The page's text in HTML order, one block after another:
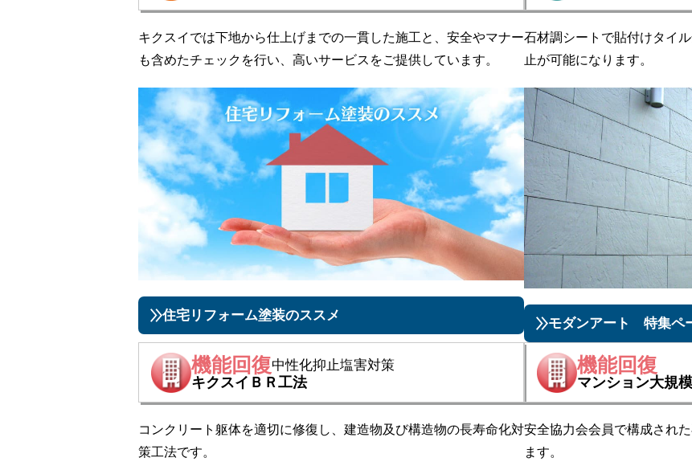
キクスイでは下地から仕上げまでの一貫した施工と、安全やマナー
も含めたチェックを行い、高いサービスをご提供しています。
住宅リフォーム塗装のススメ
石材調シートで貼付けタイ
止が可能になります。​
モダンアート 特集ペ
機能回復中性化抑止塩害対策
キクスイＢＲ工法
コンクリート躯体を適切に修復し、建造物​及び構造物の長寿命化対
策工法です。
機能回復
マンション大規
安全協力会会員で構成され
ます。